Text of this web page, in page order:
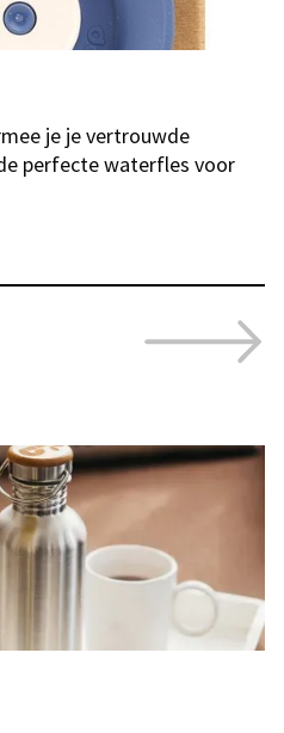
je je vertrouwde
perfecte waterfles voor